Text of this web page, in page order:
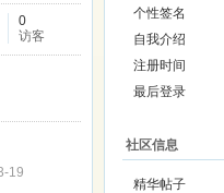
0
访客
19
个性签名
自我介绍
注册时间
最后登录
社区信息
精华帖子